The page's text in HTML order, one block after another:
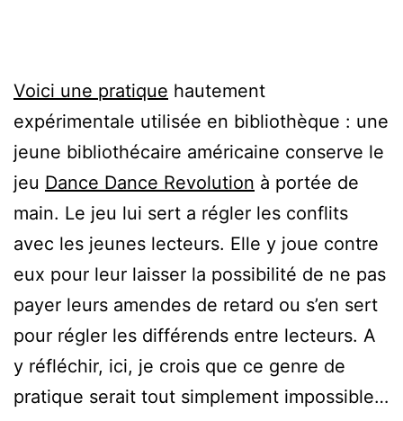
Voici une pratique hautement
expérimentale utilisée en bibliothèque : une
jeune bibliothécaire américaine conserve le
jeu Dance Dance Revolution à portée de
main. Le jeu lui sert a régler les conflits
avec les jeunes lecteurs. Elle y joue contre
eux pour leur laisser la possibilité de ne pas
payer leurs amendes de retard ou s’en sert
pour régler les différends entre lecteurs. A
y réfléchir, ici, je crois que ce genre de
pratique serait tout simplement impossible…